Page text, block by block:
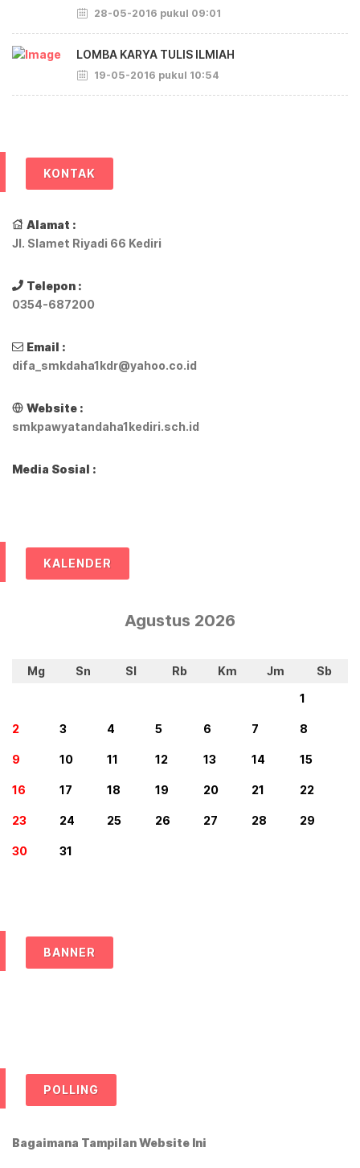
28-05-2016 pukul 09:01
LOMBA KARYA TULIS ILMIAH
19-05-2016 pukul 10:54
KONTAK
Alamat :
Jl. Slamet Riyadi 66 Kediri
Telepon :
0354-687200
Email :
difa_smkdaha1kdr@yahoo.co.id
Website :
smkpawyatandaha1kediri.sch.id
Media Sosial :
KALENDER
Agustus 2026
Mg Sn Sl Rb Km Jm
Sb
1
2 3 4 5 6 7 8
9 10 11 12 13 14 15
16 17 18 19 20 21 22
23 24 25 26 27 28 29
30 31
BANNER
POLLING
Bagaimana Tampilan Website Ini